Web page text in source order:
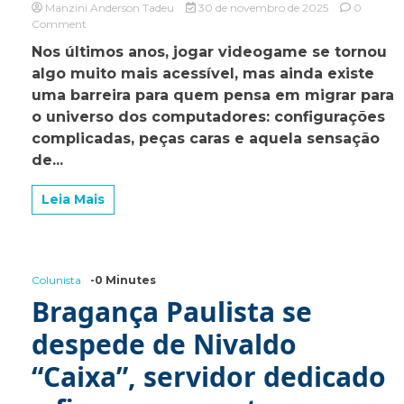
Manzini Anderson Tadeu 30 de novembro de 2025
0
Comment
Machine:
a
entre
PC
e
de
sumir
Nos últimos anos, jogar videogame se tornou
algo muito mais acessível, mas ainda existe
uma barreira para quem pensa em migrar para
o universo dos computadores: configurações
complicadas, peças caras e aquela sensação
de...
Leia Mais
Colunista -0 Minutes
Bragança Paulista se
despede de Nivaldo
“Caixa”, servidor dedicado